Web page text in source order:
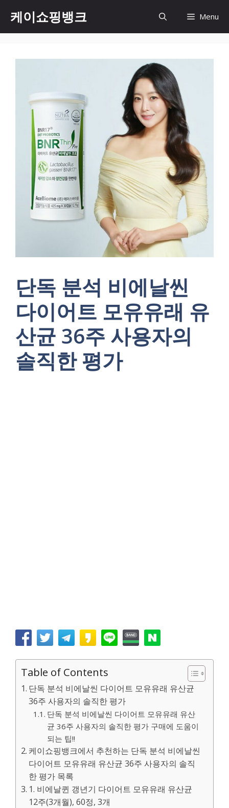
content
케이쇼핑뱅크 Menu
단독 분석 비에날씬
다이어트 모유유래 유
산균 36주 사용자의
솔직한 평가
Table of Contents
단독 분석 비에날씬 다이어트 모유유래 유산균
36주 사용자의 솔직한 평가
단독 분석 비에날씬 다이어트 모유유래 유산
균 36주 사용자의 솔직한 평가 구매에 도움이
되는 팁!!
케이쇼핑뱅크에서 추천하는 단독 분석 비에날씬
다이어트 모유유래 유산균 36주 사용자의 솔직
한 평가 목록
1. 비에날퀸 갱년기 다이어트 모유유래 유산균
12주(3개월), 60정, 3개